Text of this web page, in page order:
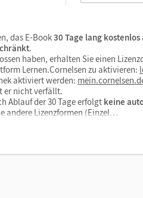
das E-Book30 Tage lang kostenlos
.
haben, erhalten Sie einen
Lernen.Cornelsen zu aktivieren:
aktiviert werden:
er nicht verfällt.
Ablauf der 30 Tage erfolgt keine
andere Lizenzformen (Einzel…